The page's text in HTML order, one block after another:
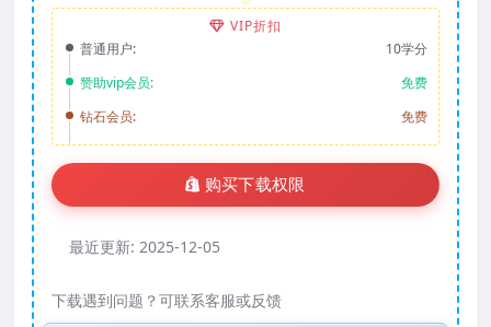
VIP折扣
普通用户:
10学分
赞助vip会员:
免费
钻石会员:
免费
购买下载权限
最近更新: 2025-12-05
下载遇到问题？可联系客服或反馈